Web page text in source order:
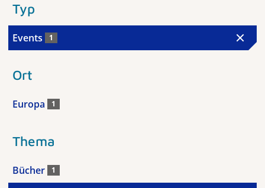
Typ
Events 1
Ort
Europa 1
Thema
Bücher 1